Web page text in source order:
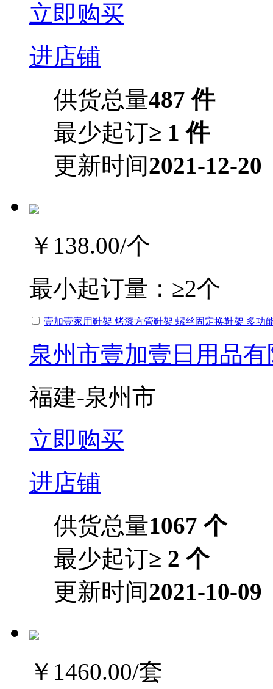
立即购买
进店铺
供货总量487 件
最少起订≥ 1 件
更新时间2021-12-20
￥138.00/个
最小起订量： ≥2个
壹加壹家用鞋架 烤漆方管鞋架 螺丝固定换鞋架 多功
泉州市壹加壹日用品
福建-泉州市
立即购买
进店铺
供货总量1067 个
最少起订≥ 2 个
更新时间2021-10-09
￥1460.00/套